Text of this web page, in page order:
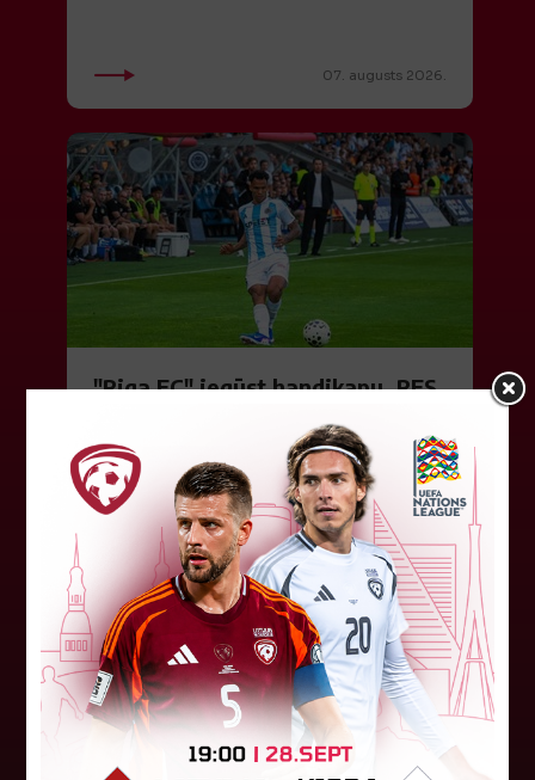
07. augusts 2026.
"Riga FC" iegūst handikapu, RFS
Ceturtdienas vakarā savas spēles UEFA
Konferences līgas kvalifikācijas trešajā kārtā
aizvadīja divi Latvijas klubi. FC RFS izbraukumā ar
0:2 zaudēja Čehijas "Jablonec"...
06. augusts 2026.